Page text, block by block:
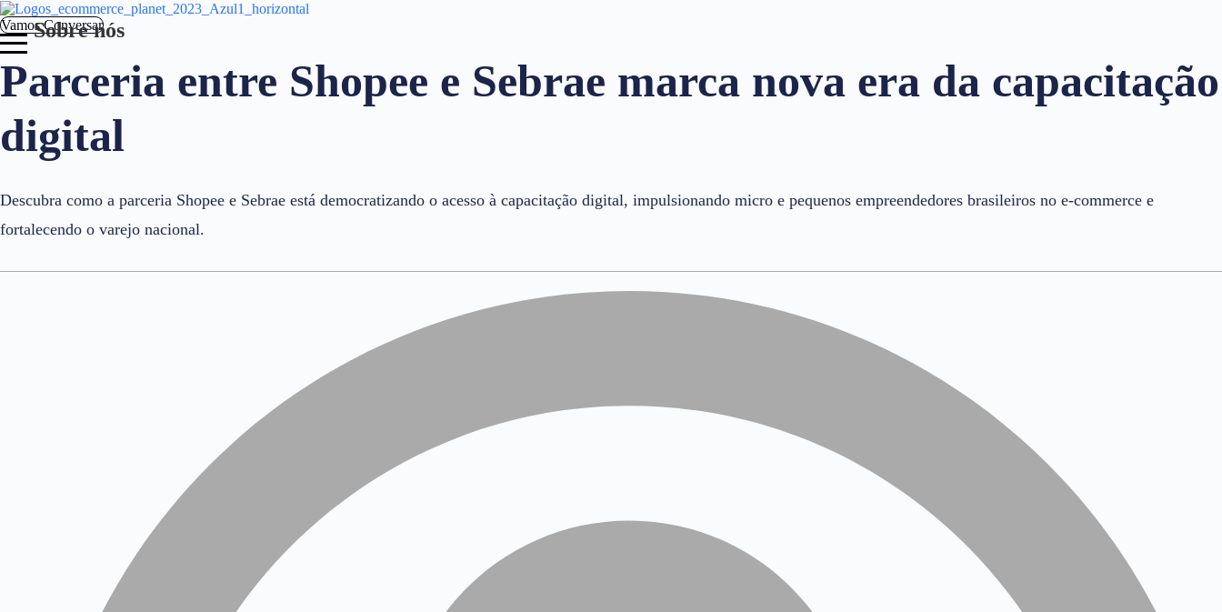
Pular
para
o
conteúdo
Vamos Conversar
Sobre nós
Parceria entre Shopee e Sebrae marca nova era da capacitação
digital
Descubra como a parceria Shopee e Sebrae está democratizando o acesso à capacitação digital, impulsionando micro e pequenos empreendedores brasileiros no e-commerce e
fortalecendo o varejo nacional.